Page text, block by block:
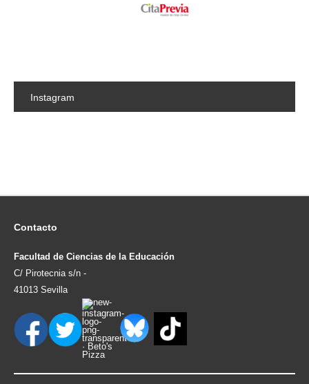
Instagram
Contacto
Facultad de Ciencias de la Educación
C/ Pirotecnia s/n -
41013 Sevilla